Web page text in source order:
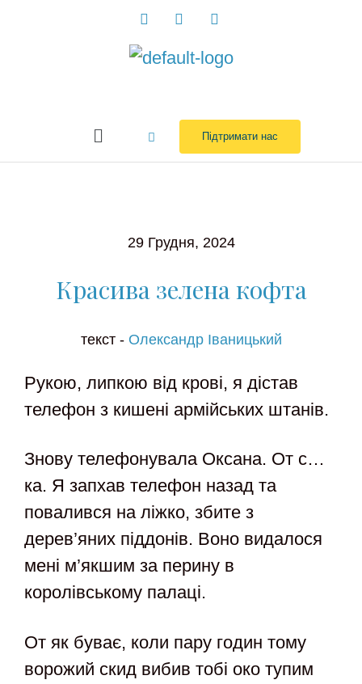
Menu Підтримати нас
29 Грудня, 2024
Красива зелена кофта
текст - Олександр Іваницький
Рукою, липкою від крові, я дістав
телефон з кишені армійських штанів.
Знову телефонувала Оксана. От с…
ка. Я запхав телефон назад та
повалився на ліжко, збите з
дерев’яних піддонів. Воно видалося
мені м’якшим за перину в
королівському палаці.
От як буває, коли пару годин тому
ворожий скид вибив тобі око тупим